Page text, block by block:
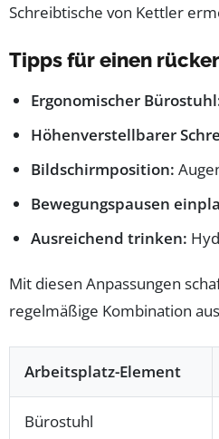
Schreibtische von Kettler
Tipps für einen
Ergonomischer
Höhenverstellbarer
Bildschirmposition:
Bewegungspausen
Ausreichend trinken:
Mit diesen Anpassungen
regelmäßige Kombination
Arbeitsplatz-Element
Bürostuhl